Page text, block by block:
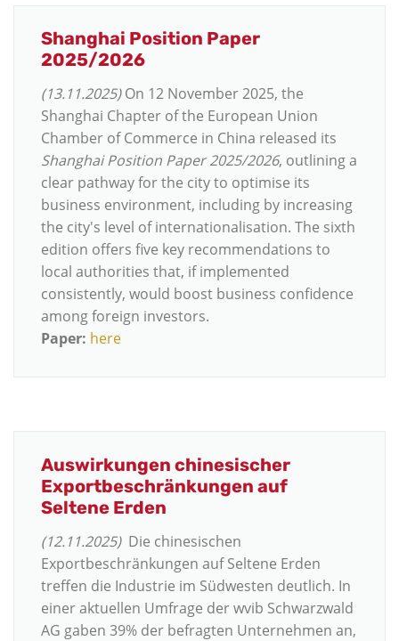
Shanghai Position Paper
2025/2026
(13.11.2025)On 12 November 2025, the
Shanghai Chapter of the European Union
Chamber of Commerce in China released its
Shanghai Position Paper 2025/2026, outlining a
clear pathway for the city to optimise its
business environment, including by increasing
the city's level of internationalisation. The sixth
edition offers five key recommendations to
local authorities that, if implemented
consistently, would boost business confidence
among foreign investors.
Paper: here
Auswirkungen chinesischer
Exportbeschränkungen auf
Seltene Erden
(12.11.2025)Die chinesischen
Exportbeschränkungen auf Seltene Erden
treffen die Industrie im Südwesten deutlich. In
einer aktuellen Umfrage der wvib Schwarzwald
AG gaben 39% der befragten Unternehmen an,